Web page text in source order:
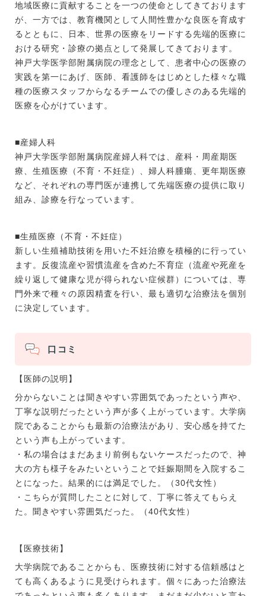
地域医療に貢献することを一つの使命としてきております
が、一方では、教育機関として人間性豊かな良医を育成す
るとともに、日本、世界の医療をリードする先端的医療に
おける研究・診療の拠点として発展してきております。
神戸大学医学部附属病院の理念として、患者中心の医療の
実践を第一にあげ、医師、看護師をはじめとした様々な職
種の医療スタッフからなるチームでの優しさのある先端的
医療を心がけています。
■産婦人科
神戸大学医学部附属病院産婦人科では、産科・周産期医
療、生殖医療（不育・不妊症）、婦人科腫瘍、更年期医療
など、それぞれの専門医が連携して先端医療の提供に取り
組み、診療を行なっています。
■生殖医療（不育・不妊症）
新しい生殖補助技術を用いた不妊治療を積極的に行ってい
ます。反復流産や習慣流産を含めた不育症（流産や死産を
繰り返して健康な児が得られない症候群）については、専
門外来で種々の原因精査を行い、最も適切な治療法を個別
に決定しています。
口コミ
【医師の説明】
分からないことは聞きやすい雰囲気であったという声や、
丁寧な説明だったという声が多く上がっています。大学病
院であることからも最新の治療法があり、安心感を持てた
という声も上がっています。
・私の場合はまだあまり前例もないケースだったので、神
大の方も様子をみたいということで妊娠期間を入院するこ
とになった。結果的には満足でした。（30代女性）
・こちらが質問したことに対して、丁寧に答えてもらえ
た。聞きやすい雰囲気だった。（40代女性）
【医療技術】
大学病院であることからも、医療技術に対する信頼感はと
ても高くあるように見受けられます。個々にあった治療法